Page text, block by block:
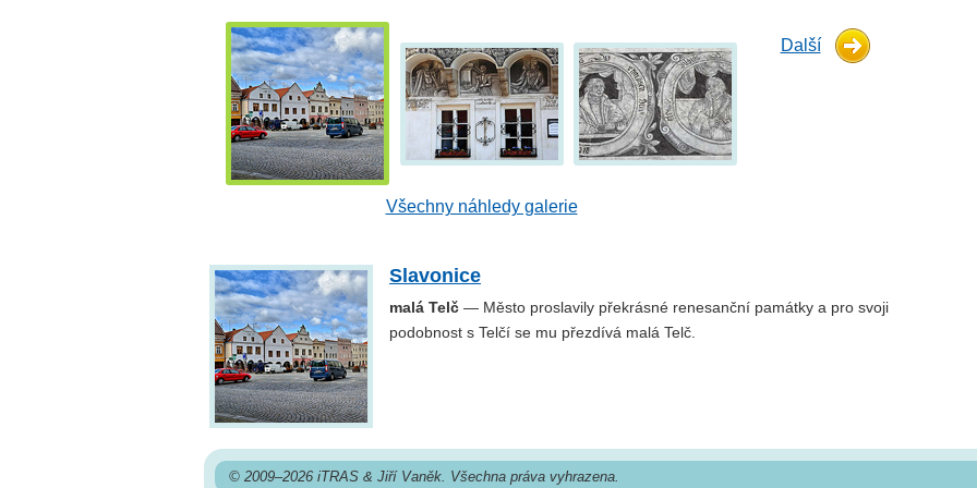
Všechny náhledy galerie
Další
Slavonice
malá Telč — Město proslavily překrásné renesanční památky a pro svoji
podobnost s Telčí se mu přezdívá malá Telč.
© 2009–2026 iTRAS & Jiří Vaněk. Všechna práva vyhrazena.